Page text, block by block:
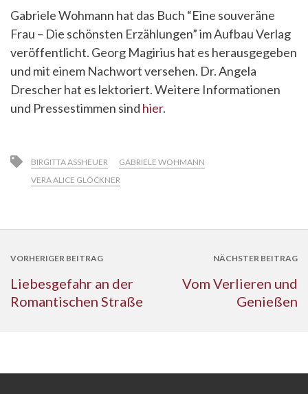
Gabriele Wohmann hat das Buch “Eine souveräne
Frau – Die schönsten Erzählungen” im Aufbau Verlag
veröffentlicht. Georg Magirius hat es herausgegeben
und mit einem Nachwort versehen. Dr. Angela
Drescher hat es lektoriert. Weitere Informationen
und Pressestimmen sind hier.
BIRGITTA ASSHEUER
GABRIELE WOHMANN
VERA ALICE GLÖCKNER
VORHERIGER BEITRAG
Liebesgefahr an der
Romantischen Straße
NÄCHSTER BEITRAG
Vom Verlieren und
Genießen